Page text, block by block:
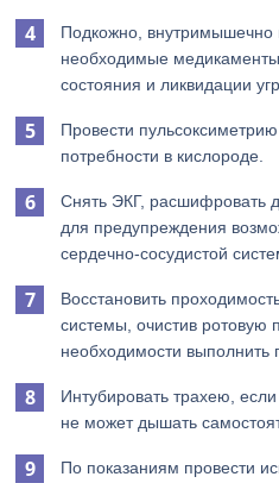
Подкожно, внутримышечно
необходимые
состояния и ликвидации
Провести
потребности в кислороде.
Снять ЭКГ, расшифровать
для предупреждения
сердечно-сосудистой
Восстановить
системы, очистив ротовую
необходимости
Интубировать трахею,
не может дышать
По показаниям провести